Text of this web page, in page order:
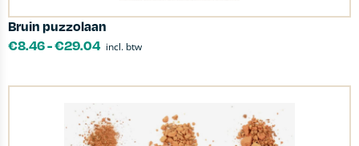
Bruin puzzolaan
€8.46-€29.04 incl. btw